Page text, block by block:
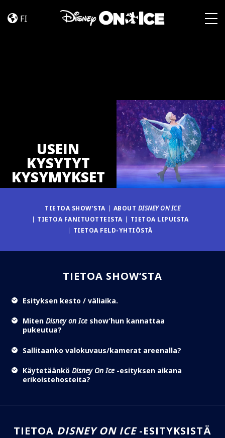
FI
USEIN
KYSYTYT
KYSYMYKSET
TIETOA SHOW’STA ABOUT DISNEY ON ICE
TIETOA FANITUOTTEISTA
TIETOA LIPUISTA
TIETOA FELD-YHTIÖSTÄ
TIETOA SHOW’STA
Esityksen kesto / väliaika.
Miten Disney on Ice show’hun kannattaa
pukeutua?
Sallitaanko valokuvaus/kamerat areenalla?
Käytetäänkö Disney On Ice -esityksen aikana
erikoistehosteita?
TIETOA DISNEY ON ICE-ESITYKSISTÄ